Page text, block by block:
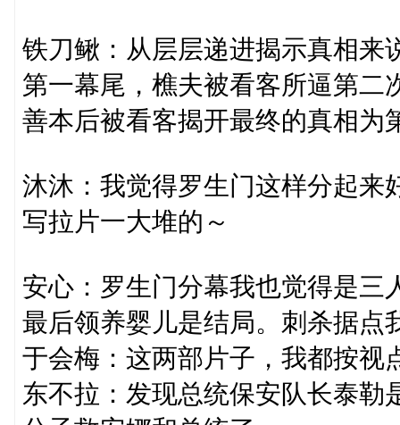
铁刀鳅：从层层递进揭示真相来
第一幕尾，樵夫被看客所逼第二
善本后被看客揭开最终的真相为
沐沐：我觉得罗生门这样分起来
写拉片一大堆的～
安心：罗生门分幕我也觉得是三
最后领养婴儿是结局。刺杀据点
于会梅：这两部片子，我都按视
东不拉：发现总统保安队长泰勒